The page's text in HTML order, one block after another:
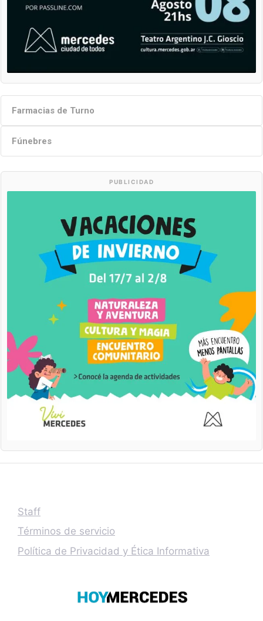
Farmacias de Turno
Fúnebres
PUBLICIDAD
Staff
Términos de servicio
Política de Privacidad y Ética Informativa